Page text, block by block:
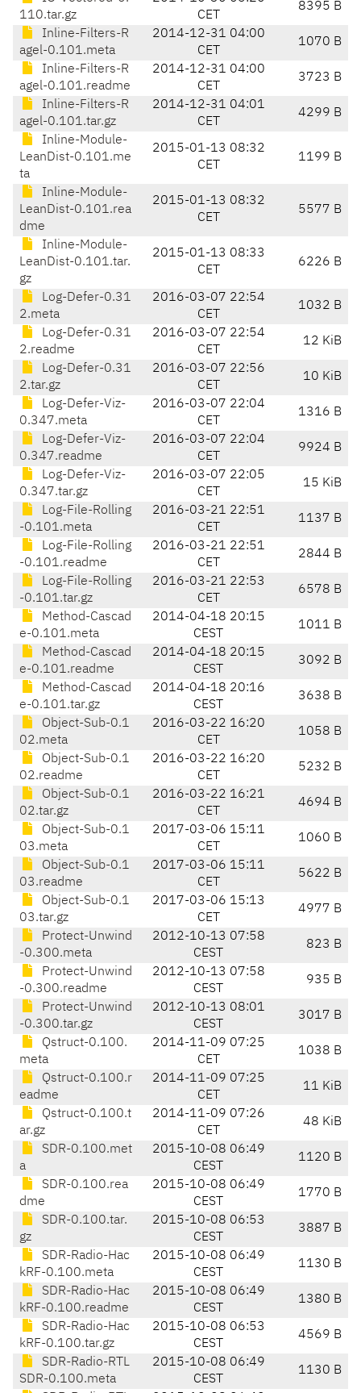
110.tar.gz
CET
8395 B
Inline-Filters-R
agel-0.101.meta
2014-12-31 04:00
CET
1070 B
Inline-Filters-R
agel-0.101.readme
2014-12-31 04:00
CET
3723 B
Inline-Filters-R
agel-0.101.tar.gz
2014-12-31 04:01
CET
4299 B
Inline-Module-
LeanDist-0.101.me
ta
2015-01-13 08:32
CET
1199 B
Inline-Module-
LeanDist-0.101.rea
dme
2015-01-13 08:32
CET
5577 B
Inline-Module-
LeanDist-0.101.tar.
gz
2015-01-13 08:33
CET
6226 B
Log-Defer-0.31
2.meta
2016-03-07 22:54
CET
1032 B
Log-Defer-0.31
2.readme
2016-03-07 22:54
CET
12 KiB
Log-Defer-0.31
2.tar.gz
2016-03-07 22:56
CET
10 KiB
Log-Defer-Viz-
0.347.meta
2016-03-07 22:04
CET
1316 B
Log-Defer-Viz-
0.347.readme
2016-03-07 22:04
CET
9924 B
Log-Defer-Viz-
0.347.tar.gz
2016-03-07 22:05
CET
15 KiB
Log-File-Rolling
-0.101.meta
2016-03-21 22:51
CET
1137 B
Log-File-Rolling
-0.101.readme
2016-03-21 22:51
CET
2844 B
Log-File-Rolling
-0.101.tar.gz
2016-03-21 22:53
CET
6578 B
Method-Cascad
e-0.101.meta
2014-04-18 20:15
CEST
1011 B
Method-Cascad
e-0.101.readme
2014-04-18 20:15
CEST
3092 B
Method-Cascad
e-0.101.tar.gz
2014-04-18 20:16
CEST
3638 B
Object-Sub-0.1
02.meta
2016-03-22 16:20
CET
1058 B
Object-Sub-0.1
02.readme
2016-03-22 16:20
CET
5232 B
Object-Sub-0.1
02.tar.gz
2016-03-22 16:21
CET
4694 B
Object-Sub-0.1
03.meta
2017-03-06 15:11
CET
1060 B
Object-Sub-0.1
03.readme
2017-03-06 15:11
CET
5622 B
Object-Sub-0.1
03.tar.gz
2017-03-06 15:13
CET
4977 B
Protect-Unwind
-0.300.meta
2012-10-13 07:58
CEST
823 B
Protect-Unwind
-0.300.readme
2012-10-13 07:58
CEST
935 B
Protect-Unwind
-0.300.tar.gz
2012-10-13 08:01
CEST
3017 B
Qstruct-0.100.
meta
2014-11-09 07:25
CET
1038 B
Qstruct-0.100.r
eadme
2014-11-09 07:25
CET
11 KiB
Qstruct-0.100.t
ar.gz
2014-11-09 07:26
CET
48 KiB
SDR-0.100.met
a
2015-10-08 06:49
CEST
1120 B
SDR-0.100.rea
dme
2015-10-08 06:49
CEST
1770 B
SDR-0.100.tar.
gz
2015-10-08 06:53
CEST
3887 B
SDR-Radio-Hac
kRF-0.100.meta
2015-10-08 06:49
CEST
1130 B
SDR-Radio-Hac
kRF-0.100.readme
2015-10-08 06:49
CEST
1380 B
SDR-Radio-Hac
kRF-0.100.tar.gz
2015-10-08 06:53
CEST
4569 B
SDR-Radio-RTL
SDR-0.100.meta
2015-10-08 06:49
CEST
1130 B